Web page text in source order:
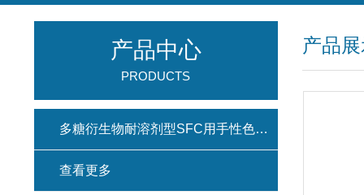
产品
产品中心
PRODUCTS
多糖衍生物耐溶剂型SFC用手性色谱柱(键合型手性色谱柱)
查看更多